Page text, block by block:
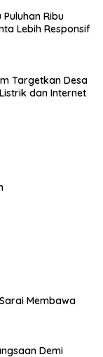
Ribu
Lebih Responsif
Targetkan Desa
dan Internet
Membawa
Demi